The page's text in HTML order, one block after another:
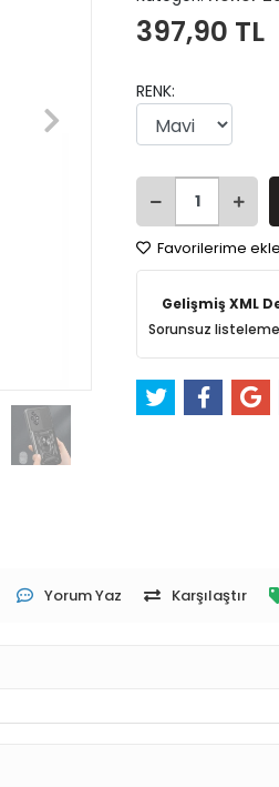
397,90 TL
RENK:
Favorilerime ekle
Gelişmiş XML
Sorunsuz
Yorum Yaz Karşılaştır